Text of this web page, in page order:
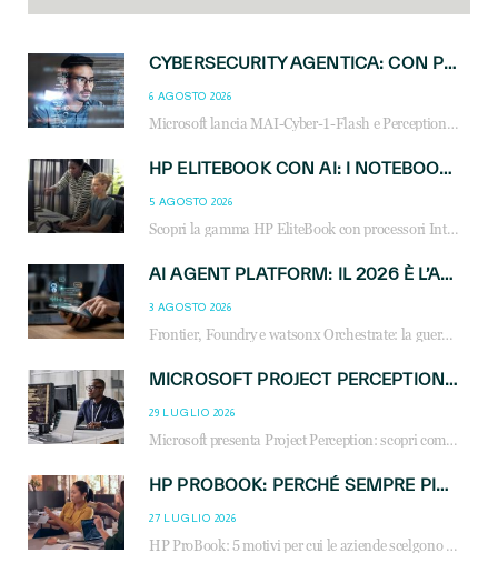
CYBERSECURITY AGENTICA: CON PERCEPTION E MAI-CYBER-1-FLASH MICROSOFT APRE NUOVI SERVIZI PER IL CANALE
6 AGOSTO 2026
Microsoft lancia MAI-Cyber-1-Flash e Perception: cybersecurity agentica in preview dal 3 novembre. Cosa cambia per MSP, system integrator e reseller.
HP ELITEBOOK CON AI: I NOTEBOOK BUSINESS INTELLIGENTI CHE TRASFORMANO PRODUTTIVITÀ, SICUREZZA E LAVORO IBRIDO
5 AGOSTO 2026
Scopri la gamma HP EliteBook con processori Intel® Core™ Ultra e AMD Ryzen™ AI. Notebook business progettati per aumentare la produttività, migliorare la collaborazione e garantire sicurezza avanzata in ufficio e in mobilità.
AI AGENT PLATFORM: IL 2026 È L’ANNO DEL «SISTEMA OPERATIVO» PER GLI AGENTI AZIENDALI
3 AGOSTO 2026
Frontier, Foundry e watsonx Orchestrate: la guerra delle piattaforme AI agent ridisegna il mercato IT. Cosa cambia per reseller, MSP e system integrator.
MICROSOFT PROJECT PERCEPTION: COME GLI AGENTI AI CAMBIERANNO SOC, CYBERSECURITY E SERVIZI MSP
29 LUGLIO 2026
Microsoft presenta Project Perception: scopri come gli agenti AI possono trasformare cybersecurity, SOC e servizi gestiti degli MSP.
HP PROBOOK: PERCHÉ SEMPRE PIÙ AZIENDE SCELGONO NOTEBOOK PROGETTATI PER IL LAVORO MODERNO
27 LUGLIO 2026
HP ProBook: 5 motivi per cui le aziende scelgono i notebook business HP per migliorare produttività, sicurezza e gestione dell’AI.